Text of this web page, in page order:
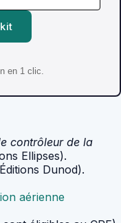
en 1 clic.
contrôleur de la
Ellipses).
Dunod).
aérienne